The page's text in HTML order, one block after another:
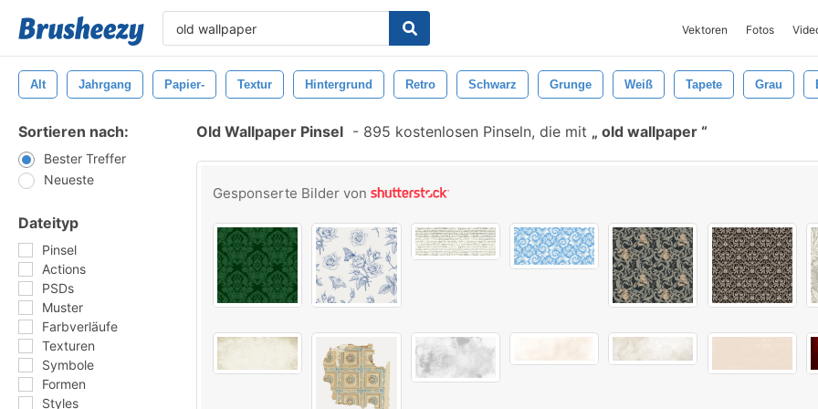
Vektoren Fotos
Alt Jahrgang Papier- Textur Hintergrund Retro Schwarz Grunge Weiß Tapete Grau
Sortieren nach:
Bester Treffer
Neueste
Dateityp
Pinsel
Actions
PSDs
Muster
Farbverläufe
Texturen
Symbole
Formen
Styles
Old Wallpaper Pinsel - 895 kostenlosen Pinseln, die mit old wallpaper
Gesponserte Bilder von